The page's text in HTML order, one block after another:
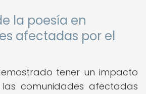
la poesía en
afectadas por el
tener un impacto
comunidades afectadas